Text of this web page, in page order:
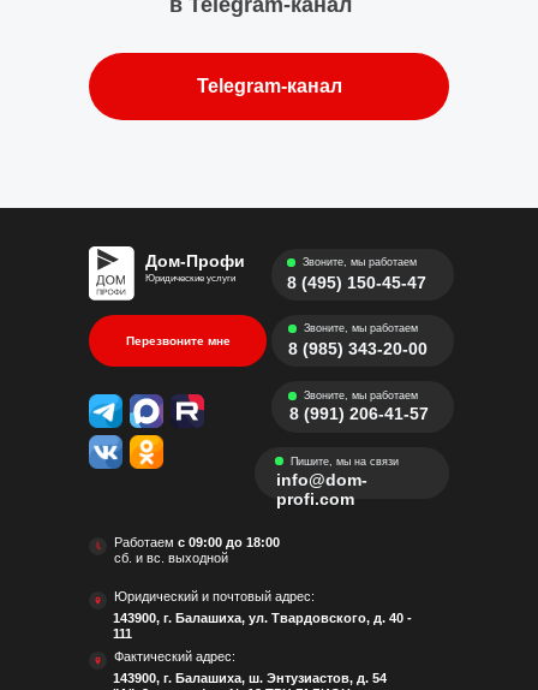
в Telegram-канал
Telegram-канал
Дом-Профи
Юридические услуги
Перезвоните мне
Звоните, мы работаем
8 (985) 343-20-00
Работаем с 09:00 до 18:00
сб. и вс. выходной
Звоните, мы работаем
8 (991) 206-41-57
Юридический и почтовый адрес:
143900, г. Балашиха, ул. Твардовского, д. 40 -
111
Фактический адрес:
143900, г. Балашиха, ш. Энтузиастов, д. 54
Пишите, мы на связи
info@dom-
profi.com
Звоните, мы работаем
8 (495) 150-45-47